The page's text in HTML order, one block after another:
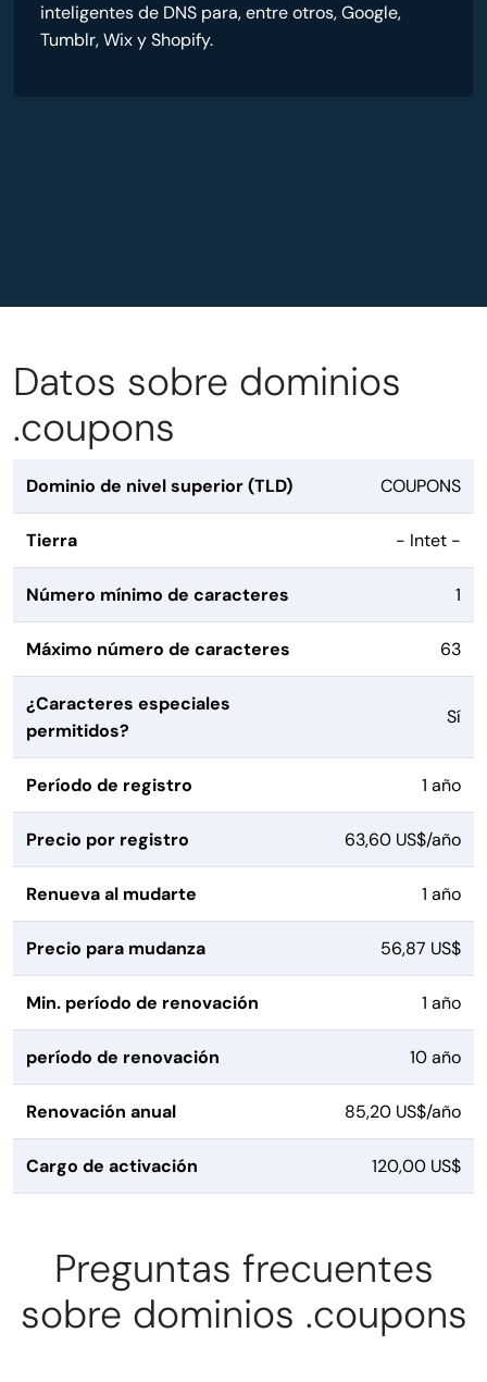
inteligentes de DNS para, entre otros, Google,
Tumblr, Wix y Shopify.
Datos sobre dominios
.coupons
Dominio de nivel superior (TLD) COUPONS
Tierra - Intet -
Número mínimo de caracteres 1
Máximo número de caracteres 63
¿Caracteres especiales
permitidos?
Sí
Período de registro 1 año
Precio por registro 63,60 US$/año
Renueva al mudarte 1 año
Precio para mudanza 56,87 US$
Min. período de renovación 1 año
período de renovación 10 año
Renovación anual 85,20 US$/año
Cargo de activación 120,00 US$
Preguntas frecuentes
sobre dominios .coupons